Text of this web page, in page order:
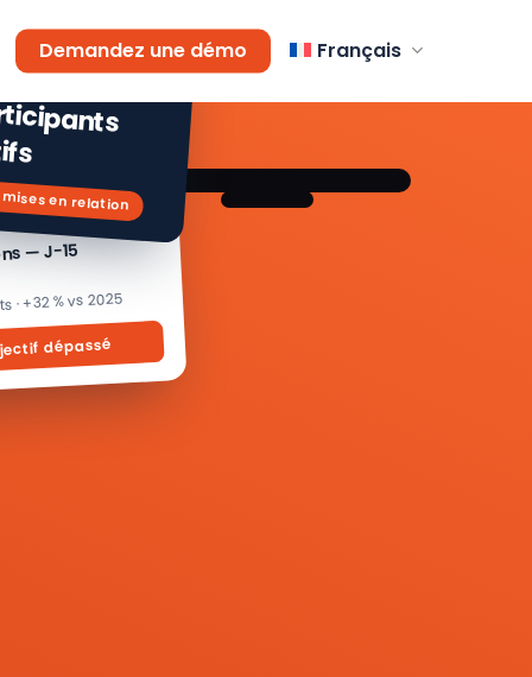
Demandez une démo Français
— J-15
· +32 % vs 2025
dépassé
de
mises en relation